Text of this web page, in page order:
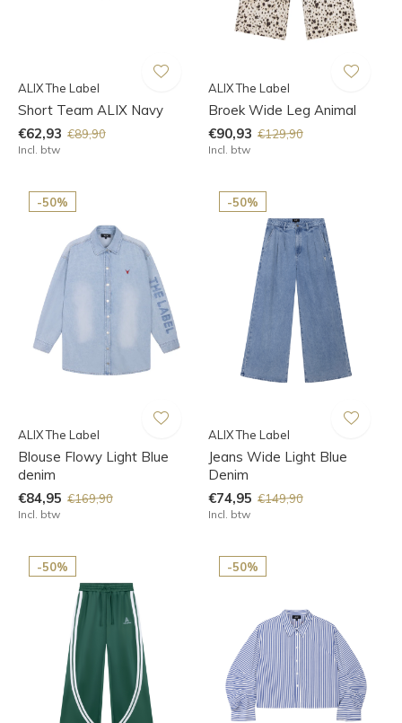
ALIX The Label
Short Team ALIX Navy
€62,93 €89,90
Incl. btw
ALIX The Label
Broek Wide Leg Animal
€90,93 €129,90
Incl. btw
-50%
ALIX The Label
Blouse Flowy Light Blue
denim
€84,95 €169,90
Incl. btw
-50%
ALIX The Label
Jeans Wide Light Blue
Denim
€74,95 €149,90
Incl. btw
-50% -50%